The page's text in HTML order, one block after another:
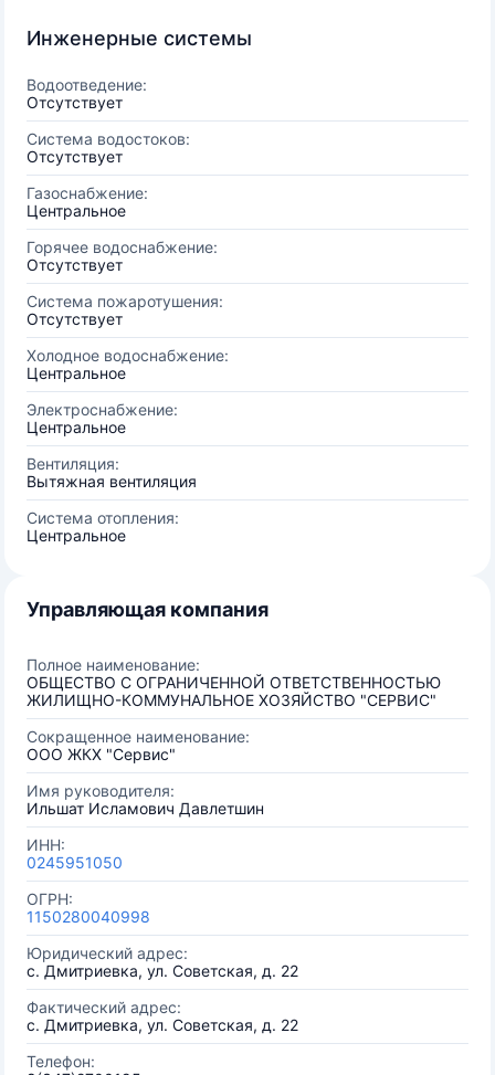
Инженерные системы
Водоотведение:
Отсутствует
Система водостоков:
Отсутствует
Газоснабжение:
Центральное
Горячее водоснабжение:
Отсутствует
Система пожаротушения:
Отсутствует
Холодное водоснабжение:
Центральное
Электроснабжение:
Центральное
Вентиляция:
Вытяжная вентиляция
Система отопления:
Центральное
Управляющая компания
Полное наименование:
ОБЩЕСТВО С ОГРАНИЧЕННОЙ ОТВЕТСТВЕННОСТЬЮ
ЖИЛИЩНО-КОММУНАЛЬНОЕ ХОЗЯЙСТВО "СЕРВИС"
Сокращенное наименование:
ООО ЖКХ "Сервис"
Имя руководителя:
Ильшат Исламович Давлетшин
ИНН:
0245951050
ОГРН:
1150280040998
Юридический адрес:
с. Дмитриевка, ул. Советская, д. 22
Фактический адрес:
с. Дмитриевка, ул. Советская, д. 22
Телефон: